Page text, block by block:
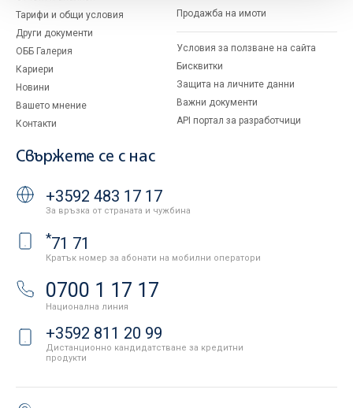
Тарифи и общи условия
Други документи
ОББ Галерия
Кариери
Новини
Вашето мнение
Контакти
Продажба на имоти
Условия за ползване на сайта
Бисквитки
Защита на личните данни
Важни документи
API портал за разработчици
Свържете се с нас
+3592 483 17 17
За връзка от страната и чужбина
*71 71
Кратък номер за абонати на мобилни оператори
0700 1 17 17
Национална линия
+3592 811 20 99
Дистанционно кандидатстване за кредитни
продукти